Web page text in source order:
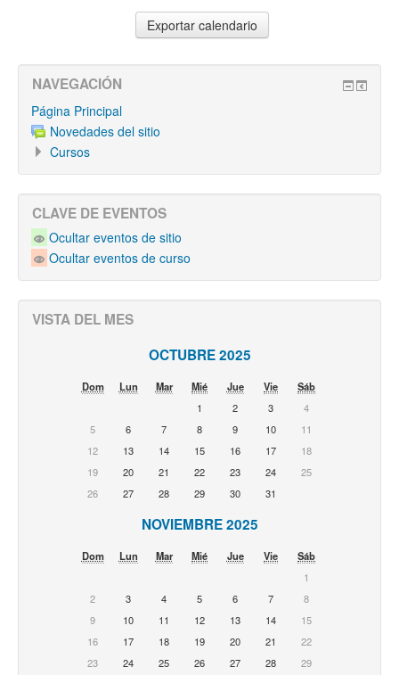
NAVEGACIÓN
Página Principal
Novedades del sitio
Cursos
CLAVE DE EVENTOS
Ocultar eventos de sitio
Ocultar eventos de curso
VISTA DEL MES
OCTUBRE 2025
Dom Lun Mar Mié Jue Vie
Sáb
1
2 3
4
5
6 7 8 9 10
11
12
13 14 15 16 17
18
19
20 21 22 23 24
25
26
27 28 29 30 31
NOVIEMBRE 2025
Dom Lun Mar Mié Jue Vie
Sáb
1
2
3 4 5 6 7
8
9
10 11 12 13 14
15
16
17 18 19 20 21
22
23
24 25 26 27 28 29